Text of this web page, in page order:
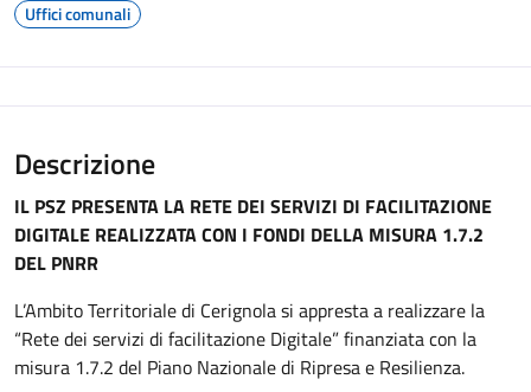
Uffici comunali
Descrizione
IL PSZ PRESENTA LA RETE DEI SERVIZI DI FACILITAZIONE
DIGITALE REALIZZATA CON I FONDI DELLA MISURA 1.7.2
DEL PNRR
L’Ambito Territoriale di Cerignola si appresta a realizzare la
“Rete dei servizi di facilitazione Digitale” finanziata con la
misura 1.7.2 del Piano Nazionale di Ripresa e Resilienza.